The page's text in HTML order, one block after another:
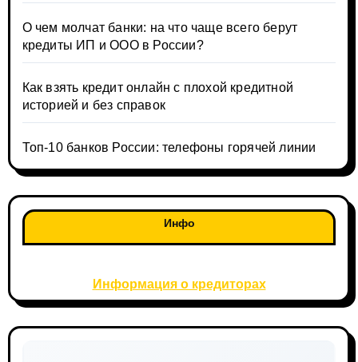
О чем молчат банки: на что чаще всего берут
кредиты ИП и ООО в России?
Как взять кредит онлайн с плохой кредитной
историей и без справок
Топ-10 банков России: телефоны горячей линии
Инфо
Информация о кредиторах